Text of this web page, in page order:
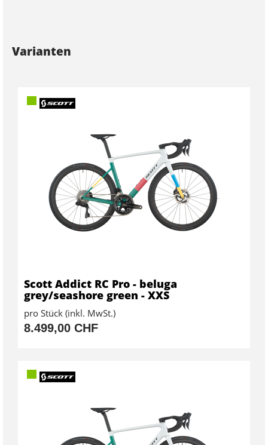
Varianten
Scott Addict RC Pro - beluga
grey/seashore green - XXS
pro Stück (inkl. MwSt.)
8.499,00 CHF